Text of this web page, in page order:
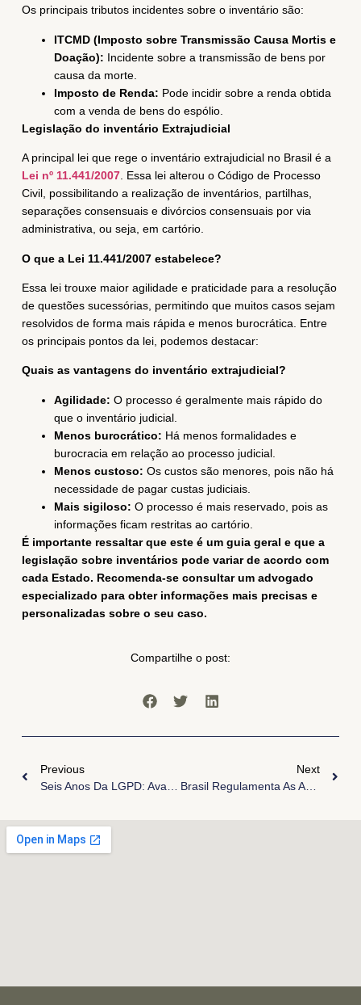
Os principais tributos incidentes sobre o inventário são:
ITCMD (Imposto sobre Transmissão Causa Mortis e
Doação): Incidente sobre a transmissão de bens por
causa da morte.
Imposto de Renda: Pode incidir sobre a renda obtida
com a venda de bens do espólio.
Legislação do inventário Extrajudicial
A principal lei que rege o inventário extrajudicial no Brasil é a
Lei nº 11.441/2007. Essa lei alterou o Código de Processo
Civil, possibilitando a realização de inventários, partilhas,
separações consensuais e divórcios consensuais por via
administrativa, ou seja, em cartório.
O que a Lei 11.441/2007 estabelece?
Essa lei trouxe maior agilidade e praticidade para a resolução
de questões sucessórias, permitindo que muitos casos sejam
resolvidos de forma mais rápida e menos burocrática. Entre
os principais pontos da lei, podemos destacar:
Quais as vantagens do inventário extrajudicial?
Agilidade: O processo é geralmente mais rápido do
que o inventário judicial.
Menos burocrático: Há menos formalidades e
burocracia em relação ao processo judicial.
Menos custoso: Os custos são menores, pois não há
necessidade de pagar custas judiciais.
Mais sigiloso: O processo é mais reservado, pois as
informações ficam restritas ao cartório.
É importante ressaltar que este é um guia geral e que a
legislação sobre inventários pode variar de acordo com
cada Estado. Recomenda-se consultar um advogado
especializado para obter informações mais precisas e
personalizadas sobre o seu caso.
Compartilhe o post:
Previous
Next
Brasil Regulamenta As Apostas Esportivas: Um Mercado Promissor Com Desafios A Superar